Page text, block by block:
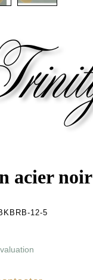
acier noir
12-5